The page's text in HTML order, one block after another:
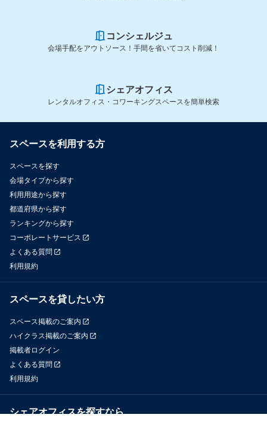
コンシェルジュ
会場手配をアウトソース！手間を省いてコスト削減！
シェアオフィス
レンタルオフィス・コワーキングスペースを簡単検索
スペースを利用する方
スペースを探す
会場タイプから探す
利用用途から探す
都道府県から探す
ランキングから探す
コーポレートサービス
よくある質問
利用規約
スペースを貸したい方
スペース掲載のご案内
ハイクラス掲載のご案内
掲載者ログイン
よくある質問
利用規約
シェアオフィスを探すなら